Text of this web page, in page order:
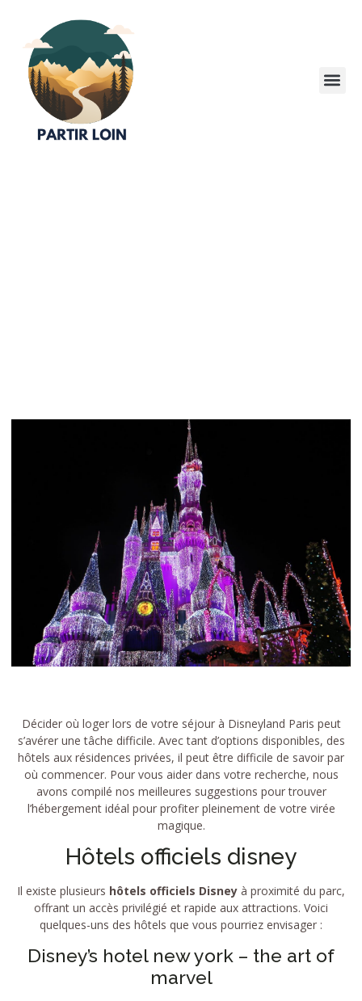
Décider où loger lors de votre séjour à Disneyland Paris peut
s’avérer une tâche difficile. Avec tant d’options disponibles, des
hôtels aux résidences privées, il peut être difficile de savoir par
où commencer. Pour vous aider dans votre recherche, nous
avons compilé nos meilleures suggestions pour trouver
l’hébergement idéal pour profiter pleinement de votre virée
magique.
Hôtels officiels disney
Il existe plusieurs hôtels officiels Disney à proximité du parc,
offrant un accès privilégié et rapide aux attractions. Voici
quelques-uns des hôtels que vous pourriez envisager :
Disney’s hotel new york – the art of
marvel